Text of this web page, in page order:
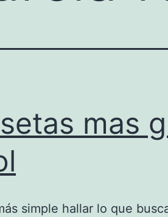
mas
simple hallar lo que